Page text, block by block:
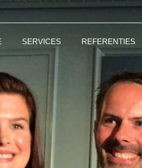
SERVICES REFERENTIES